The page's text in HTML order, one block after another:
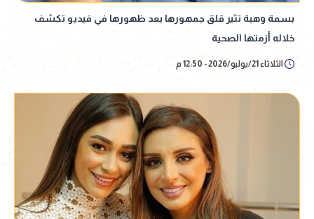
بسمة وهبة تثير قلق جمهورها بعد ظهورها في فيديو تكشف
خلاله أزمتها الصحية
الثلاثاء 21/يوليو/2026 - 12:50 م